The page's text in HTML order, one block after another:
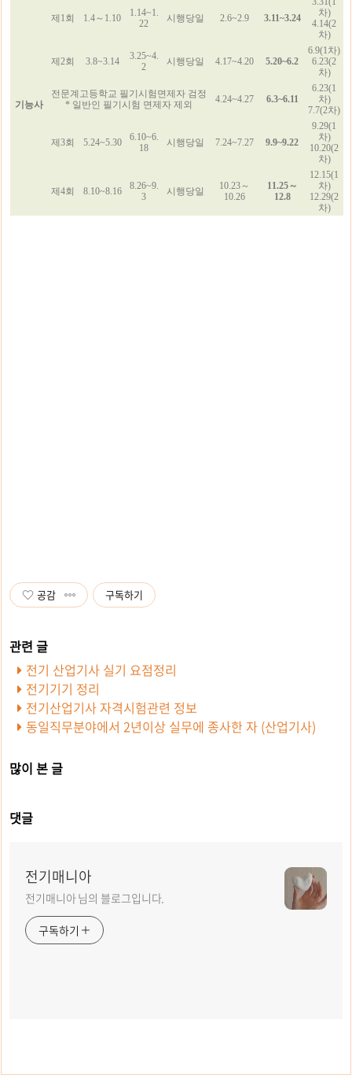
기능사
제1회 1.4～1.10
1.14~1.
22
시행당일 2.6~2.9 3.11~3.24
차)
4.14(2
차)
제2회 3.8~3.14
3.25~4.
2
시행당일 4.17~4.20 5.20~6.2
6.9(1차)
6.23(2
차)
전문계고등학교 필기시험면제자 검정
* 일반인 필기시험 면제자 제외
4.24~4.27 6.3~6.11
6.23(1
차)
7.7(2차)
제3회 5.24~5.30
6.10~6.
18
시행당일 7.24~7.27 9.9~9.22
9.29(1
차)
10.20(2
차)
제4회 8.10~8.16
8.26~9.
3
시행당일
10.23～
10.26
11.25～
12.8
12.15(1
차)
12.29(2
차)
공감 구독하기
전기 산업기사 실기 요점정리
전기기기 정리
전기산업기사 자격시험관련 정보
동일직무분야에서 2년이상 실무에 종사한 자 (산업기사)
많이 본 글
댓글
전기매니아
전기매니아 님의 블로그입니다.
구독하기